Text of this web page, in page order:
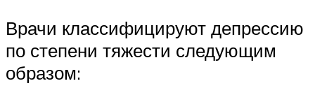
Врачи классифицируют депрессию
по степени тяжести следующим
образом: